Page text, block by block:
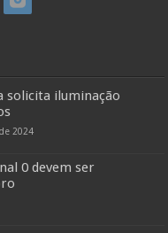
solicita iluminação
2024
0 devem ser